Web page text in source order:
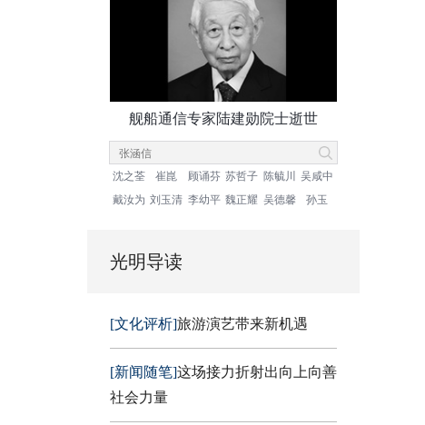
舰船通信专家陆建勋院士逝世
沈之荃 崔崑 顾诵芬 苏哲子 陈毓川
吴咸中
戴汝为 刘玉清 李幼平 魏正耀 吴德馨 孙玉
光明导读
[文化评析]旅游演艺带来新机遇
[新闻随笔]这场接力折射出向上向善
社会力量